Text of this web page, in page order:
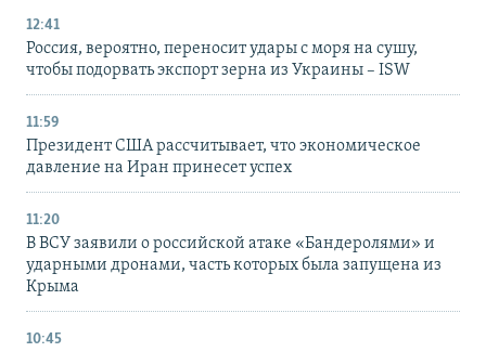
12:41
Россия, вероятно, переносит удары с моря на сушу,
чтобы подорвать экспорт зерна из Украины – ISW
11:59
Президент США рассчитывает, что экономическое
давление на Иран принесет успех
11:20
В ВСУ заявили о российской атаке «Бандеролями» и
ударными дронами, часть которых была запущена из
Крыма
10:45